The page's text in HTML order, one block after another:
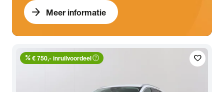
arrow_forward Meer informatie
favorite
percent € 750,- inruilvoordeelhelp_outline